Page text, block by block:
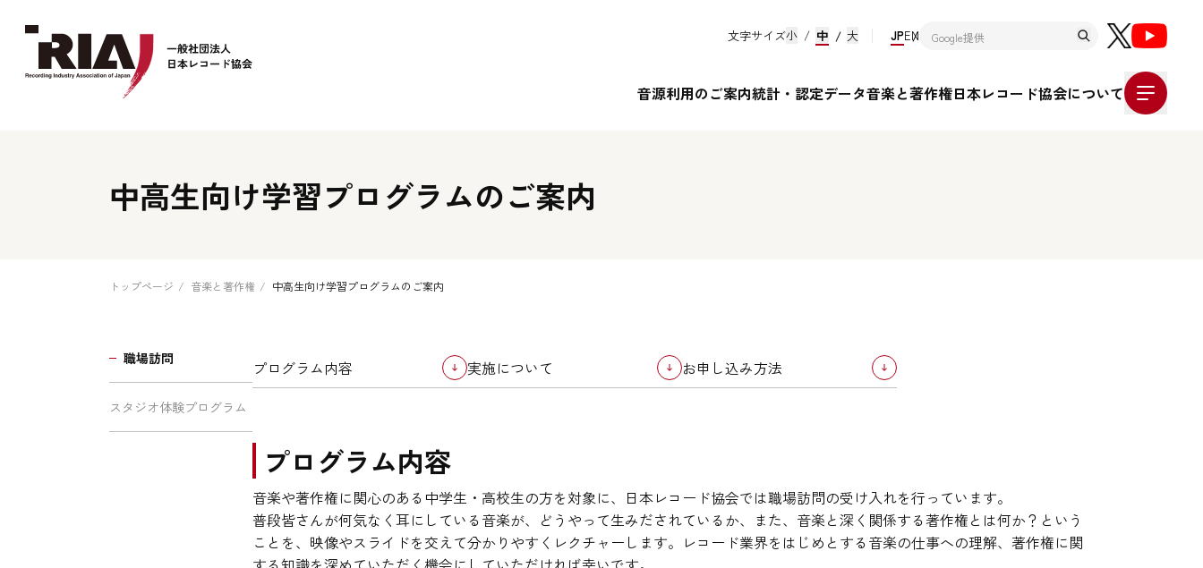
文字サイズ小 中 大 JPEN
音源利用のご案内統計・認定データ音楽と著作権日本レコード協会について
中高生向け学習プログラムのご案内
トップページ 音楽と著作権 中高生向け学習プログラムのご案内
職場訪問
スタジオ体験プログラム
プログラム内容 実施について お申し込み方法
プログラム内容
音楽や著作権に関心のある中学生・高校生の方を対象に、日本レコード協会では職場訪問の受け入れを行っています。
普段皆さんが何気なく耳にしている音楽が、どうやって生みだされているか、また、音楽と深く関係する著作権とは何か？という
ことを、映像やスライドを交えて分かりやすくレクチャーします。レコード業界をはじめとする音楽の仕事への理解、著作権に関